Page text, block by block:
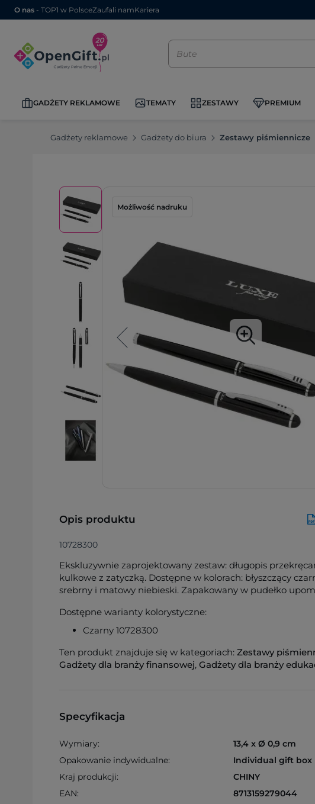
O nas - TOP1 w PolsceZaufali namKariera
GADŻETY REKLAMOWE TEMATY ZESTAWY PREMIUM
Gadżety reklamowe Gadżety do biura Zestawy piśmiennicze
Możliwość nadruku
Opis produktu
10728300
Ekskluzywnie zaprojektowany zestaw: długopis
kulkowe z zatyczką. Dostępne w kolorach: błyszczący
srebrny i matowy niebieski. Zapakowany w pudełko
Dostępne warianty kolorystyczne:
Czarny 10728300
Ten produkt znajduje się w kategoriach: Zestawy
Gadżety dla branży finansowej, Gadżety dla branży
Specyfikacja
Wymiary:
13,4 x Ø 0,9 cm
Opakowanie indywidualne:
Individual gift box
Kraj produkcji:
CHINY
EAN:
8713159279044